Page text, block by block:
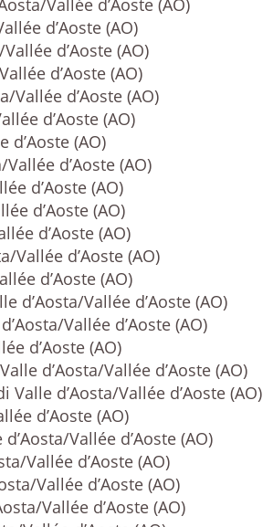
Vallée d’Aoste (AO)
d’Aoste (AO)
d’Aoste (AO)
d’Aoste (AO)
Vallée d’Aoste (AO)
d’Aoste (AO)
d’Aoste (AO)
d’Aoste (AO)
d’Aoste (AO)
d’Aoste (AO)
d’Aoste (AO)
Vallée d’Aoste (AO)
d’Aoste (AO)
d’Aosta/Vallée d’Aoste (AO)
Vallée d’Aoste (AO)
d’Aoste (AO)
d’Aosta/Vallée d’Aoste (AO)
Valle d’Aosta/Vallée d’Aoste (AO)
d’Aoste (AO)
Vallée d’Aoste (AO)
Vallée d’Aoste (AO)
Vallée d’Aoste (AO)
Vallée d’Aoste (AO)